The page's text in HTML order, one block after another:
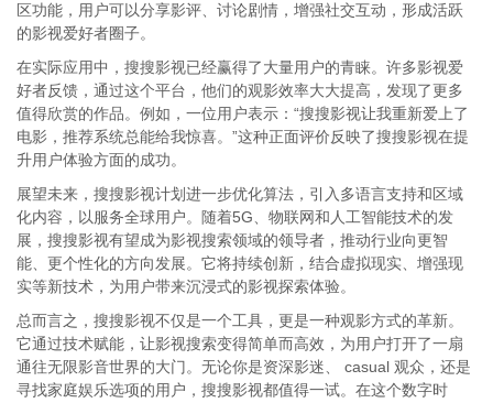
区功能，用户可以分享影评、讨论剧情，增强社交互动，形成活跃
的影视爱好者圈子。
在实际应用中，搜搜影视已经赢得了大量用户的青睐。许多影视爱
好者反馈，通过这个平台，他们的观影效率大大提高，发现了更多
值得欣赏的作品。例如，一位用户表示：“搜搜影视让我重新爱上了
电影，推荐系统总能给我惊喜。”这种正面评价反映了搜搜影视在提
升用户体验方面的成功。
展望未来，搜搜影视计划进一步优化算法，引入多语言支持和区域
化内容，以服务全球用户。随着5G、物联网和人工智能技术的发
展，搜搜影视有望成为影视搜索领域的领导者，推动行业向更智
能、更个性化的方向发展。它将持续创新，结合虚拟现实、增强现
实等新技术，为用户带来沉浸式的影视探索体验。
总而言之，搜搜影视不仅是一个工具，更是一种观影方式的革新。
它通过技术赋能，让影视搜索变得简单而高效，为用户打开了一扇
通往无限影音世界的大门。无论你是资深影迷、 casual 观众，还是
寻找家庭娱乐选项的用户，搜搜影视都值得一试。在这个数字时